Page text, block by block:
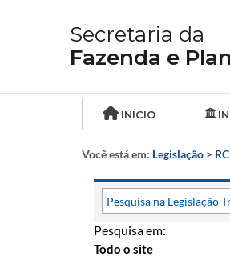
Secretaria da
Fazenda e
INÍCIO
Você está em: Legislação >
Pesquisa em: